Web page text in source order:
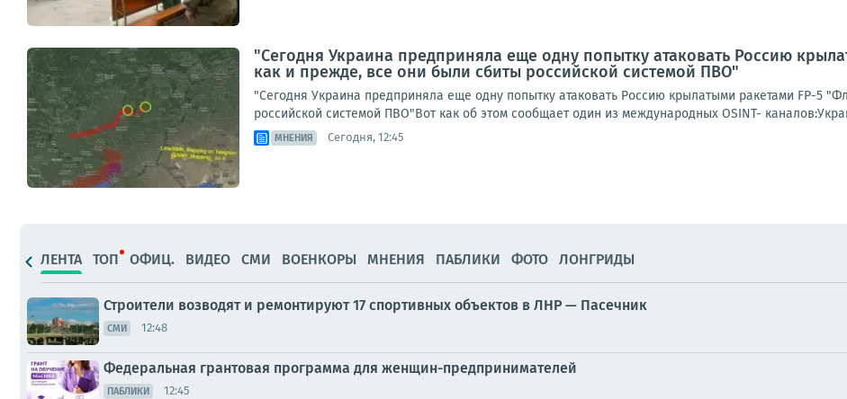
"Сегодня Украина предприняла еще одну попытку атаковать Россию
как и прежде, все они были сбиты российской системой ПВО"
"Сегодня Украина предприняла еще одну попытку атаковать Россию крылатыми ракетами FP-5
российской системой ПВО"Вот как об этом сообщает один из международных OSINT-
МНЕНИЯ Сегодня, 12:45
ЛЕНТА ТОП ОФИЦ. ВИДЕО СМИ ВОЕНКОРЫ МНЕНИЯ ПАБЛИКИ ФОТО ЛОНГРИДЫ
Строители возводят и ремонтируют 17 спортивных объектов в ЛНР — Пасечник
СМИ 12:48
Федеральная грантовая программа для женщин-предпринимателей
ПАБЛИКИ 12:45